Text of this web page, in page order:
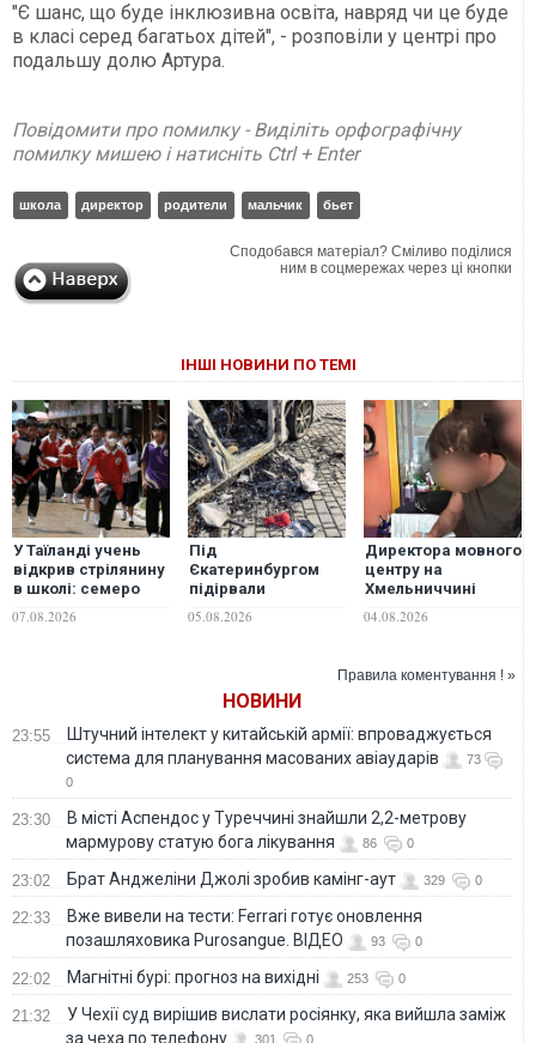
"Є шанс, що буде інклюзивна освіта, навряд чи це буде
в класі серед багатьох дітей", - розповіли у центрі про
подальшу долю Артура.
Повідомити про помилку - Виділіть орфографічну
помилку мишею і натисніть Ctrl + Enter
школа директор родители мальчик бьет
Сподобався матеріал? Сміливо поділися
ним в соцмережах через ці кнопки
ІНШІ НОВИНИ ПО ТЕМІ
У Таїланді учень
відкрив стрілянину
в школі: семеро
поранених
07.08.2026
Під
Єкатеринбургом
підірвали
БПЛА та автора
05.08.2026
Директора мовного
центру на
Хмельниччині
розбещенні
04.08.2026
Правила коментування ! »
НОВИНИ
23:55
Штучний інтелект у китайській армії: впроваджується
система для планування масованих авіаударів
73
0
23:30
В місті Аспендос у Туреччині знайшли 2,2-метрову
мармурову статую бога лікування
86 0
23:02 Брат Анджеліни Джолі зробив камінг-аут 329 0
22:33
Вже вивели на тести: Ferrari готує оновлення
позашляховика Purosangue. ВІДЕО
93 0
22:02 Магнітні бурі: прогноз на вихідні 253 0
21:32
У Чехії суд вирішив вислати росіянку, яка вийшла заміж
за чеха по телефону
301 0